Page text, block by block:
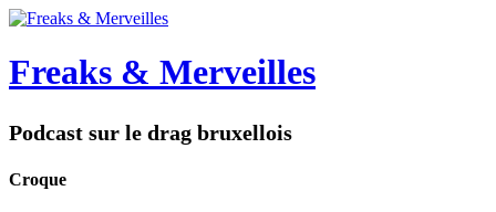
Freaks & Merveilles
Podcast sur le drag bruxellois
Croque